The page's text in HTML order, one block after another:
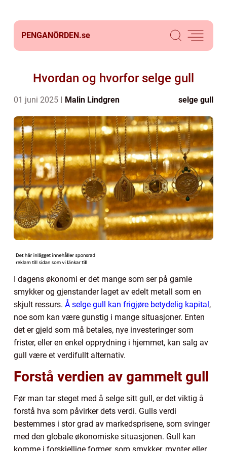
PENGANÖRDEN.se
Hvordan og hvorfor selge gull
01 juni 2025 Malin Lindgren selge gull
I dagens økonomi er det mange som ser på gamle
smykker og gjenstander laget av edelt metall som en
skjult ressurs. Å selge gull kan frigjøre betydelig kapital,
noe som kan være gunstig i mange situasjoner. Enten
det er gjeld som må betales, nye investeringer som
frister, eller en enkel opprydning i hjemmet, kan salg av
gull være et verdifullt alternativ.
Forstå verdien av gammelt gull
Før man tar steget med å selge sitt gull, er det viktig å
forstå hva som påvirker dets verdi. Gulls verdi
bestemmes i stor grad av markedsprisene, som svinger
med den globale økonomiske situasjonen. Gull kan